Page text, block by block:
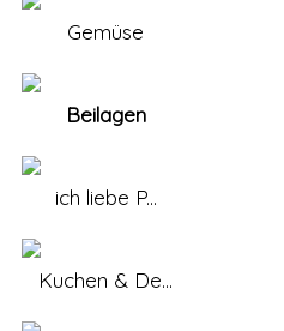
Gemüse
Beilagen
ich liebe P...
Kuchen & De...